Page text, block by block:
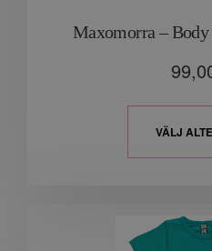
Maxomorra –
VÄLJ